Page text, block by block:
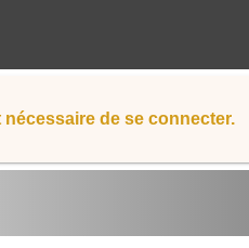
de se connecter.